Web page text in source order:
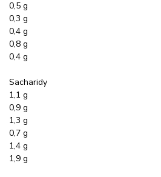
0,5 g
0,3 g
0,4 g
0,8 g
0,4 g
Sacharidy
1,1 g
0,9 g
1,3 g
0,7 g
1,4 g
1,9 g